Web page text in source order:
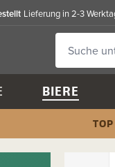
Lieferung in 2-3
BIERE